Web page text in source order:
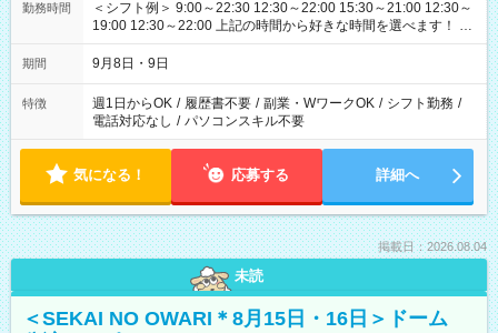
勤務時間
＜シフト例＞ 9:00～22:30 12:30～22:00 15:30～21:00 12:30～
19:00 12:30～22:00 上記の時間から好きな時間を選べます！ ※
時間は変更となる可能性があります
期間 9月8日・9日
特徴 週1日からOK / 履歴書不要 / 副業・WワークOK / シフト勤務 /
電話対応なし / パソコンスキル不要
気になる！ 応募する 詳細へ
掲載日：2026.08.04
未読
＜SEKAI NO OWARI＊8月15日・16日＞ドーム